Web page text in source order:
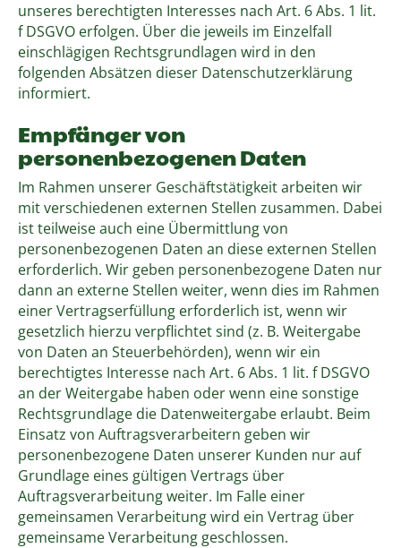
unseres berechtigten Interesses nach Art. 6 Abs. 1 lit.
f DSGVO erfolgen. Über die jeweils im Einzelfall
einschlägigen Rechtsgrundlagen wird in den
folgenden Absätzen dieser Datenschutzerklärung
informiert.
Empfänger von
personenbezogenen Daten
Im Rahmen unserer Geschäftstätigkeit arbeiten wir
mit verschiedenen externen Stellen zusammen. Dabei
ist teilweise auch eine Übermittlung von
personenbezogenen Daten an diese externen Stellen
erforderlich. Wir geben personenbezogene Daten nur
dann an externe Stellen weiter, wenn dies im Rahmen
einer Vertragserfüllung erforderlich ist, wenn wir
gesetzlich hierzu verpflichtet sind (z. B. Weitergabe
von Daten an Steuerbehörden), wenn wir ein
berechtigtes Interesse nach Art. 6 Abs. 1 lit. f DSGVO
an der Weitergabe haben oder wenn eine sonstige
Rechtsgrundlage die Datenweitergabe erlaubt. Beim
Einsatz von Auftragsverarbeitern geben wir
personenbezogene Daten unserer Kunden nur auf
Grundlage eines gültigen Vertrags über
Auftragsverarbeitung weiter. Im Falle einer
gemeinsamen Verarbeitung wird ein Vertrag über
gemeinsame Verarbeitung geschlossen.